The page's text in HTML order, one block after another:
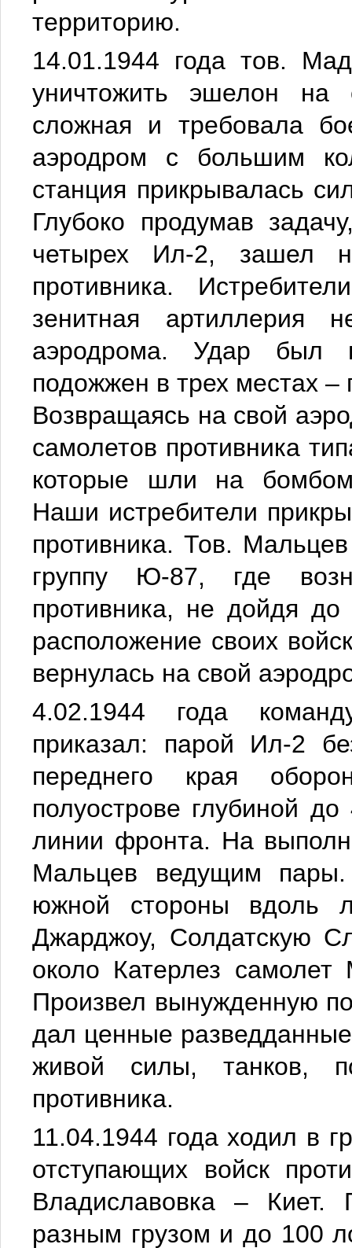
территорию.
14.01.1944 года тов.
уничтожить эшелон на
сложная и требовала
аэродром с большим
станция прикрывалась
Глубоко продумав
четырех Ил-2, зашел
противника.
зенитная артиллерия
аэродрома. Удар был
подожжен в трех местах –
Возвращаясь на свой
самолетов противника
которые шли на
Наши истребители
противника. Тов.
группу Ю-87, где
противника, не дойдя
расположение своих
вернулась на свой
4.02.1944 года
приказал: парой Ил-2
переднего края
полуострове глубиной
линии фронта. На
Мальцев ведущим
южной стороны вдоль
Джарджоу, Солдатскую
около Катерлез
Произвел вынужденную
дал ценные
живой силы, танков,
противника.
11.04.1944 года ходил в
отступающих войск
Владиславовка – Киет.
разным грузом и до 100